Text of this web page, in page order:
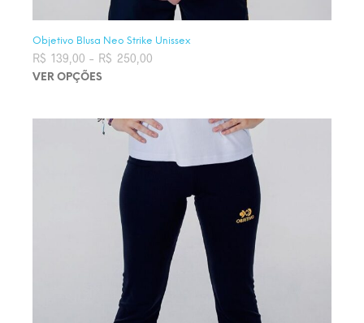
Objetivo Blusa Neo Strike Unissex
R$ 139,00 – R$ 250,00Faixa de preço: R$ 139,00 através
R$ 250,00
VER OPÇÕES